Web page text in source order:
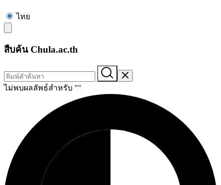
ไทย
สืบค้น Chula.ac.th
ไม่พบผลลัพธ์สำหรับ ""